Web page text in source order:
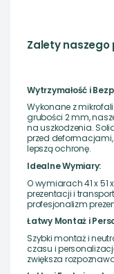
Zalety naszego
Wytrzymałość i
Wykonane z
grubości 2 mm,
na uszkodzenia.
przed
lepszą ochronę.
Idealne Wymiary:
O wymiarach 41 x 51
prezentacji i
profesjonalizm
Łatwy Montaż i
Szybki montaż i
czasu i
zwiększa